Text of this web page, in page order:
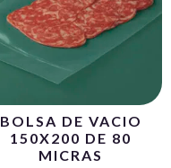
BOLSA DE VACIO
150X200 DE 80
MICRAS